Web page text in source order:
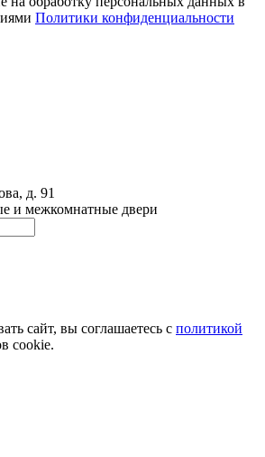
Политики конфиденциальности
д. 91
и межкомнатные двери
сайт, вы соглашаетесь с политикой
cookie.